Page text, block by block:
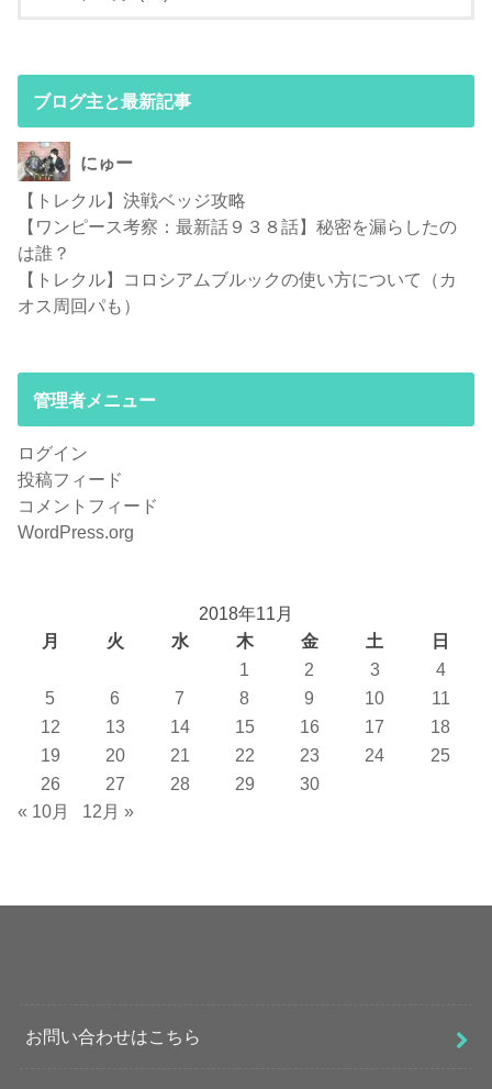
ブログ主と最新記事
にゅー
【トレクル】決戦ベッジ攻略
【ワンピース考察：最新話９３８話】秘密を漏らしたの
は誰？
【トレクル】コロシアムブルックの使い方について（カ
オス周回パも）
管理者メニュー
ログイン
投稿フィード
コメントフィード
WordPress.org
2018年11月
月
火 水 木 金 土
日
1
2 3
4
5
6 7 8 9 10
11
12
13 14 15 16 17
18
19
20 21 22 23 24
25
26
27 28 29
30
« 10月
12月 »
お問い合わせはこちら